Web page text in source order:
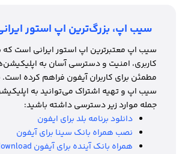
سیب اپ، بزرگ‌ترین اپ استور
سیب اپ معتبرترین اپ استور ایرانی است که
کاربری، امنیت و دسترسی آسان به
مطمئن برای کاربران آیفون فراهم کرده است.
سیب اپ و تهیه اشتراک می‌توانید به
جمله موارد زیر دسترسی داشته باشید:
دانلود برنامه بلد برای ایفون
نصب همراه بانک سینا برای آیفون
همراه بانک آینده برای آیفون download